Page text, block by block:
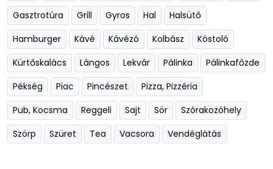
Gasztrotúra
Grill Gyros Hal
Halsütő
Hamburger
Kávé Kávézó Kolbász
Kóstoló
Kürtőskalács
Lángos Lekvár Pálinka
Pálinkafőzde
Pékség
Piac Pincészet
Pizza, Pizzéria
Pub, Kocsma
Reggeli Sajt Sör
Szórakozóhely
Szörp
Szüret Tea Vacsora Vendéglátás